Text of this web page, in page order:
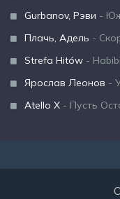
Gurbanov, Рэви -
Плачь, Адель -
Strefa Hitów -
Ярослав Леонов -
Atello X - Пусть